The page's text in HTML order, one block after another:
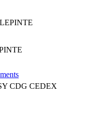
CDG CEDEX